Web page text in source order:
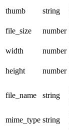
thumb
string
file_size
number
width
number
height
number
file_name string
mime_type string